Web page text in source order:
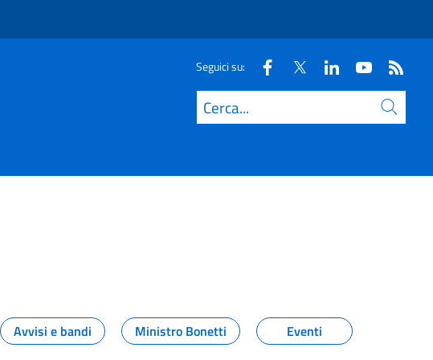
Seguici su:
Cerca
Avvisi e bandi Ministro Bonetti
Eventi